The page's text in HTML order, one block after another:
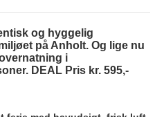
og hyggelig
på Anholt. Og lige nu
i
DEAL Pris kr. 595,-